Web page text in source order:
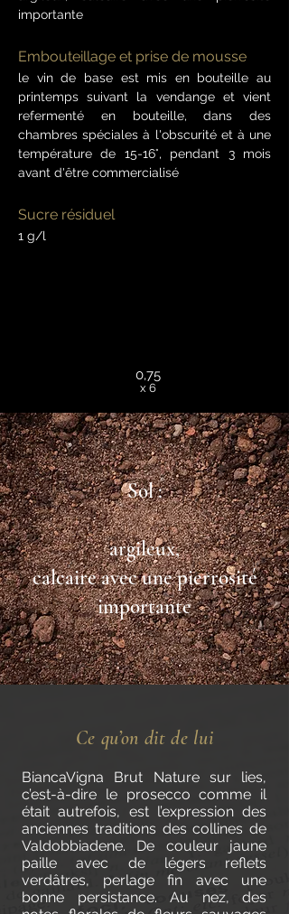
Sol :
argileux,
calcaire avec une pierrosité
importante
importante
Embouteillage et prise de mousse
le vin de base est mis en bouteille au
printemps suivant la vendange et vient
refermenté en bouteille, dans des
chambres spéciales à l'obscurité et à une
température de 15-16°, pendant 3 mois
avant d'être commercialisé
Sucre résiduel
1 g/l
0,75
x 6
Ce qu’on dit de lui
BiancaVigna Brut Nature sur lies,
c’est-à-dire le prosecco comme il
était autrefois, est l’expression des
anciennes traditions des collines de
Valdobbiadene. De couleur jaune
paille avec de légers reflets
verdâtres, perlage fin avec une
bonne persistance. Au nez, des